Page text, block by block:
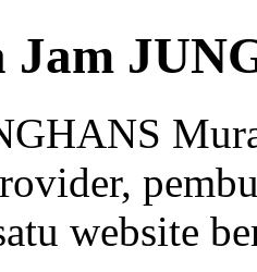
Jam
website